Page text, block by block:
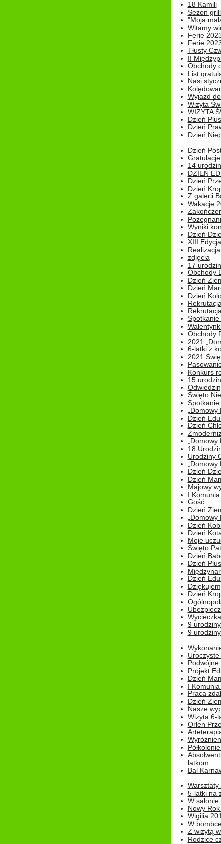
18 Kamili
Sezon
"Moja
Witamy
Ferie
Ferie
Tłusty
II
Obchody
List
Nasi
Wyjazd
Wizyta
WIZYTA
Dzień
Dzień
Dzień
Dzień
14
DZIEŃ
Dzień
Dzień
Z galerii
Wakacje
Wyniki
Dzień
XIII
zdjęcia
17
Obchody
Dzień
Dzień
Dzień
Rekrutacja
Spotkanie
Obchody
2021
6-latki z
2021
Konkurs
15
Święto
Spotkanie
Dzień
Dzień
18
Urodziny
Dzień
Dzień
Majowy
I
Gość
Dzień
Dzień
Dzień
Moje
Święto
Dzień
Dzień
Dzień
Dzień
9
9
Podwójne
Projekt
Dzień
I
Praca
Dzień
Nasze
Wizyta 6-
Orlen
latkom
Bal
Warsztaty
5-latki na
W salonie
Nowy
Wigilia
W bombce
Z wizytą
Rodzice